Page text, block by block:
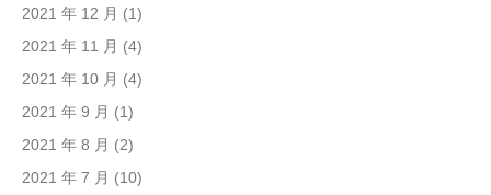
2021 年 12 月 (1)
2021 年 11 月 (4)
2021 年 10 月 (4)
2021 年 9 月 (1)
2021 年 8 月 (2)
2021 年 7 月 (10)